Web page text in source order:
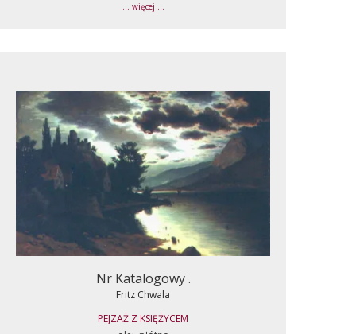
... więcej ...
Nr Katalogowy .
Fritz Chwala
PEJZAŻ Z KSIĘŻYCEM